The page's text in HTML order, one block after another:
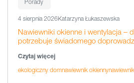
Porady
4 sierpnia 2026Katarzyna Łukaszewska
Nawiewniki okienne i wentylacja –
potrzebuje świadomego
Czytaj więcej
ekologiczny domnawiewnik okienny